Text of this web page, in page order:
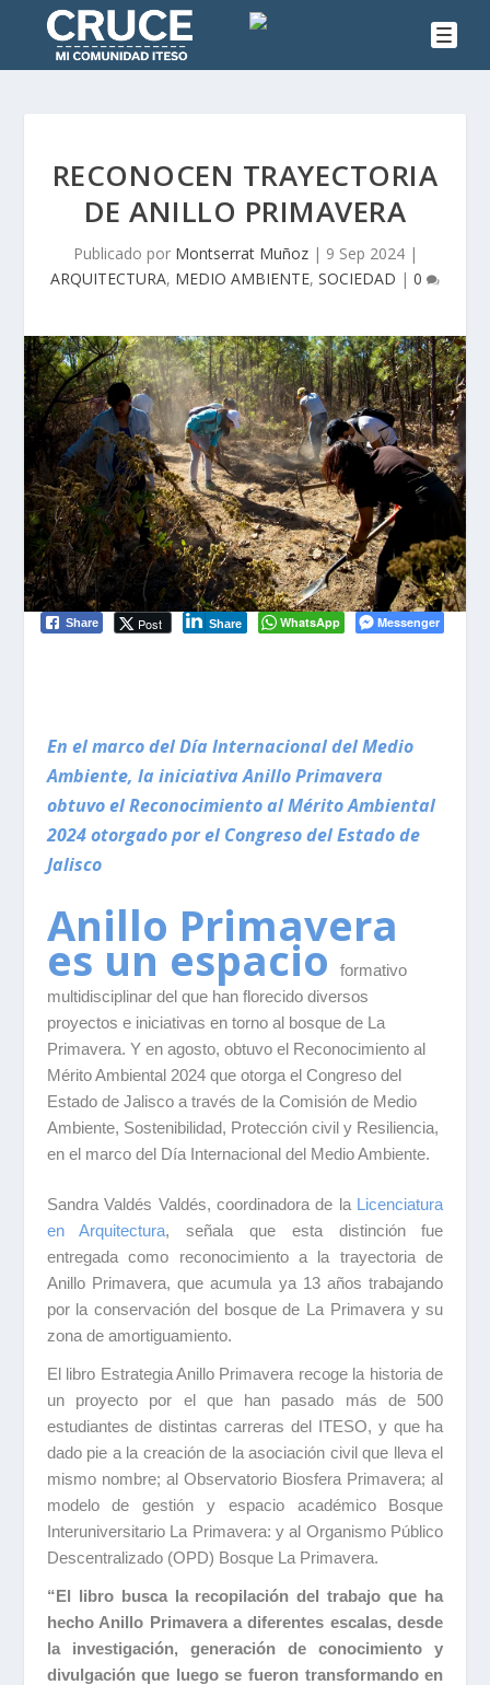
RECONOCEN TRAYECTORIA
DE ANILLO PRIMAVERA
Publicado por Montserrat Muñoz| 9 Sep 2024|
ARQUITECTURA, MEDIO AMBIENTE, SOCIEDAD | 0
Share Post Share WhatsApp Messenger
En el marco del Día Internacional del Medio
Ambiente, la iniciativa Anillo Primavera
obtuvo el Reconocimiento al Mérito Ambiental
2024 otorgado por el Congreso del Estado de
Jalisco
Anillo Primavera
es un espacioformativo
multidisciplinar del que han florecido diversos
proyectos e iniciativas en torno al bosque de La
Primavera. Y en agosto, obtuvo el Reconocimiento al
Mérito Ambiental 2024 que otorga el Congreso del
Estado de Jalisco a través de la Comisión de Medio
Ambiente, Sostenibilidad, Protección civil y Resiliencia,
en el marco del Día Internacional del Medio Ambiente.
Sandra Valdés Valdés, coordinadora de la Licenciatura
en Arquitectura, señala que esta distinción fue
entregada como reconocimiento a la trayectoria de
Anillo Primavera, que acumula ya 13 años trabajando
por la conservación del bosque de La Primavera y su
zona de amortiguamiento.
El libro Estrategia Anillo Primavera recoge la historia de
un proyecto por el que han pasado más de 500
estudiantes de distintas carreras del ITESO, y que ha
dado pie a la creación de la asociación civil que lleva el
mismo nombre; al Observatorio Biosfera Primavera; al
modelo de gestión y espacio académico Bosque
Interuniversitario La Primavera: y al Organismo Público
Descentralizado (OPD) Bosque La Primavera.
“El libro busca la recopilación del trabajo que ha
hecho Anillo Primavera a diferentes escalas, desde
la investigación, generación de conocimiento y
divulgación que luego se fueron transformando en